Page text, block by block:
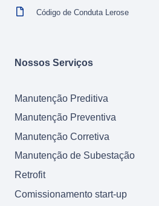
Código de Conduta Lerose
Nossos Serviços
Manutenção Preditiva
Manutenção Preventiva
Manutenção Corretiva
Manutenção de Subestação
Retrofit
Comissionamento start-up